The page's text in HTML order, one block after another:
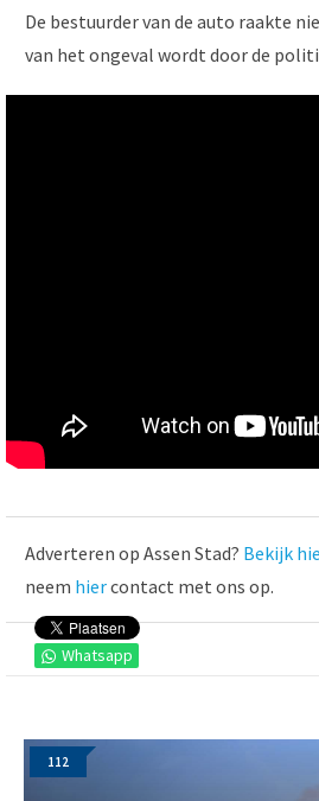
De bestuurder van de auto raakte
van het ongeval wordt door de
Whatsapp
Adverteren op Assen Stad? Bekijk
neem hiercontact met ons op.
112